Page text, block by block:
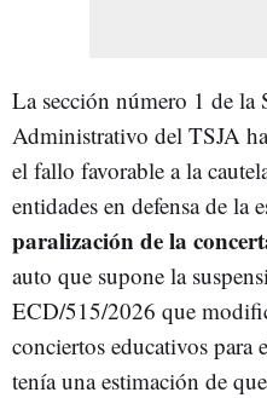
La sección número 1 de la
Administrativo del TSJA
el fallo favorable a la
entidades en defensa de la
paralización de la
auto que supone la
ECD/515/2026 que
conciertos educativos
tenía una estimación de